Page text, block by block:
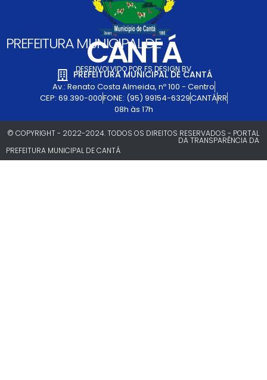
PREFEITURA MUNICIPAL DE
CANTÁ
DESENVOLVIDO POR FS DESIGN BV
PREFEITURA MUNICIPAL DE CANTÁ
Av.: Renato Costa Almeida, nº 100 - Centro
CEP: 69.390-000FONE: (95) 99154-6329CANTÁRR
08h às 17h
© COPYRIGHT - 2022-2024. TODOS OS DIREITOS RESERVADOS - PORTAL
DA TRANSPARÊNCIA DA
PREFEITURA MUNICIPAL DE CANTÁ